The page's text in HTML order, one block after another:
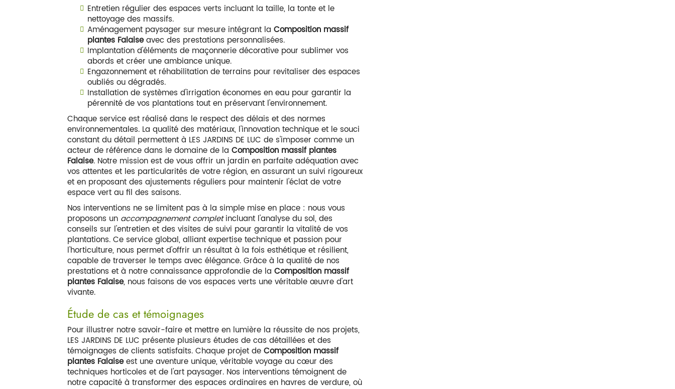
Entretien régulier des espaces verts incluant la taille, la tonte et le
nettoyage des massifs.
Aménagement paysager sur mesure intégrant laComposition massif
plantes Falaiseavec des prestations personnalisées.
Implantation d'éléments de maçonnerie décorative pour sublimer vos
abords et créer une ambiance unique.
Engazonnement et réhabilitation de terrains pour revitaliser des espaces
oubliés ou dégradés.
Installation de systèmes d'irrigation économes en eau pour garantir la
pérennité de vos plantations tout en préservant l'environnement.
Chaque service est réalisé dans le respect des délais et des normes
environnementales. La qualité des matériaux, l'innovation technique et le souci
constant du détail permettent à LES JARDINS DE LUC de s'imposer comme un
acteur de référence dans le domaine de laComposition massif plantes
Falaise. Notre mission est de vous offrir un jardin en parfaite adéquation avec
vos attentes et les particularités de votre région, en assurant un suivi rigoureux
et en proposant des ajustements réguliers pour maintenir l'éclat de votre
espace vert au fil des saisons.
Nos interventions ne se limitent pas à la simple mise en place : nous vous
proposons un accompagnement completincluant l'analyse du sol, des
conseils sur l'entretien et des visites de suivi pour garantir la vitalité de vos
plantations. Ce service global, alliant expertise technique et passion pour
l'horticulture, nous permet d'offrir un résultat à la fois esthétique et résilient,
capable de traverser le temps avec élégance. Grâce à la qualité de nos
prestations et à notre connaissance approfondie de laComposition massif
plantes Falaise, nous faisons de vos espaces verts une véritable œuvre d'art
vivante.
Étude de cas et témoignages
Pour illustrer notre savoir-faire et mettre en lumière la réussite de nos projets,
LES JARDINS DE LUC présente plusieurs études de cas détaillées et des
témoignages de clients satisfaits. Chaque projet deComposition massif
plantes Falaiseest une aventure unique, véritable voyage au cœur des
techniques horticoles et de l'art paysager. Nos interventions témoignent de
notre capacité à transformer des espaces ordinaires en havres de verdure, où